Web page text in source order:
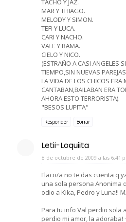
TACHO Y JAZ.
MAR Y THIAGO.
MELODY Y SIMON.
TEFI Y LUCA.
CARI Y NACHO.
VALE Y RAMA.
CIELO Y NICO.
(ESTRAÑO A CASI ANGELES
TIEMPO,SIN NUEVAS
LA VIDA DE LOS CHICOS ERA
CANTABAN,BAILABAN ERA
AHORA ESTO TERRORISTA).
"BESOS LUPITA"
Responder Borrar
Letii-Loquiita
8 de octubre de 2009 a las 6:41
Flaco/a no te das cuenta q
una sola persona Anonima
odio a Kika, Pedro y Luna!!
Para tu info Val perdio sola
perdio mi amor, la adoraba!